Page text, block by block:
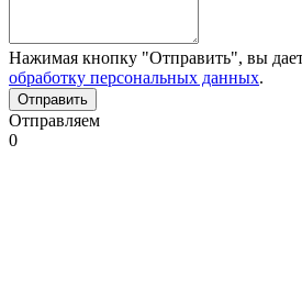
Нажимая кнопку "Отправить", вы
обработку персональных данных.
Отправляем
0